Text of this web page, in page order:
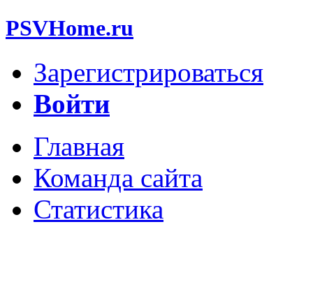
PSVHome.ru
Зарегистрироваться
Войти
Главная
Команда сайта
Статистика